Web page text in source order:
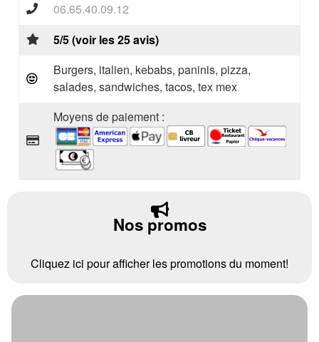
06.65.40.09.12
5/5 (voir les 25 avis)
Burgers, italien, kebabs, paninis, pizza,
salades, sandwiches, tacos, tex mex
Moyens de paiement :
Nos promos
Cliquez ici pour afficher les promotions du moment!